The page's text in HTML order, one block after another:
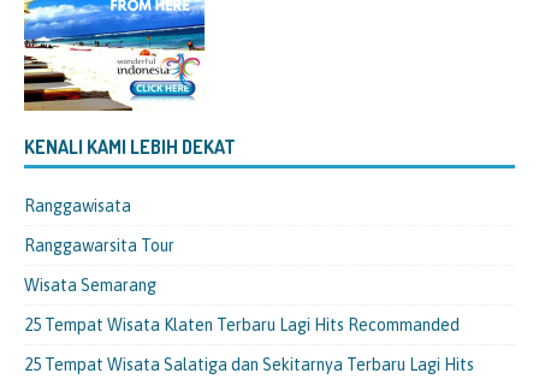
KENALI KAMI LEBIH DEKAT
Ranggawisata
Ranggawarsita Tour
Wisata Semarang
25 Tempat Wisata Klaten Terbaru Lagi Hits Recommanded
25 Tempat Wisata Salatiga dan Sekitarnya Terbaru Lagi Hits